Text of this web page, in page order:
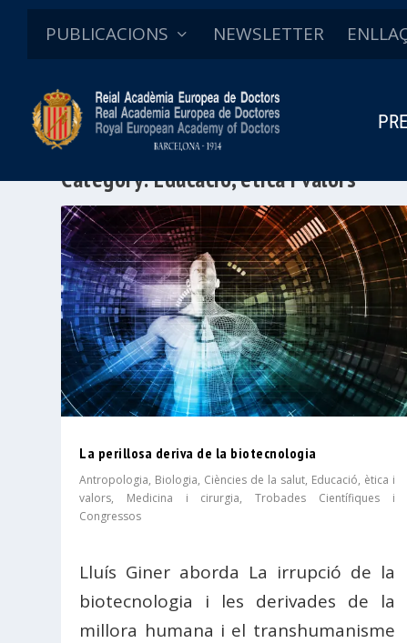
PUBLICACIONS NEWSLETTER
Category:Educació, ètica i valors
La perillosa deriva de la biotecnologia
Antropologia, Biologia, Ciències de la salut, Educació, ètica i
valors, Medicina i cirurgia,Trobades Científiques i
Congressos
Lluís Giner aborda La irrupció de la
biotecnologia i les derivades de la
millora humana i el transhumanisme